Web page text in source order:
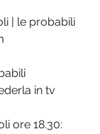
| le probabili
in tv
ore 18.30: